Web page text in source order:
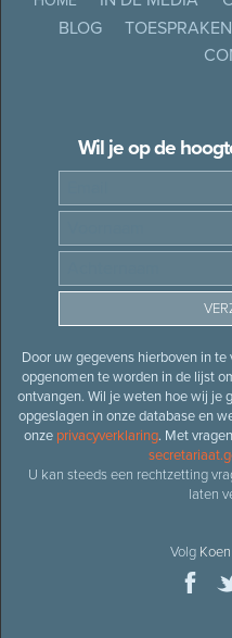
BLOG
TOESPRAKEN
Wil je op de
Door uw gegevens hierboven in
opgenomen te worden in de lijst
ontvangen. Wil je weten hoe wij je
opgeslagen in onze database en
onze privacyverklaring. Met
U kan steeds een rechtzetting
laten
Volg